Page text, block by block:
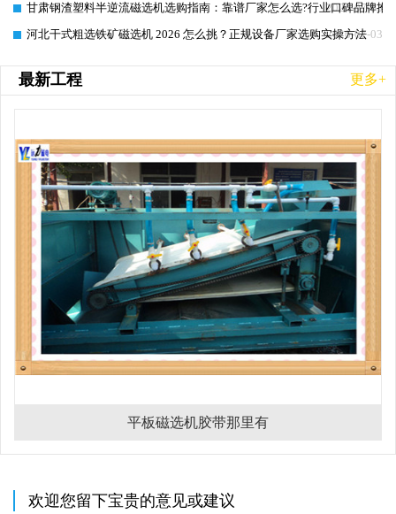
2026-07-03
甘肃钢渣塑料半逆流磁选机选购指南：靠谱厂家怎么选?行业口碑品牌推
2026-07-03
河北干式粗选铁矿磁选机 2026 怎么挑？正规设备厂家选购实操方法
最新工程 更多+
平板磁选机胶带那里有
欢迎您留下宝贵的意见或建议